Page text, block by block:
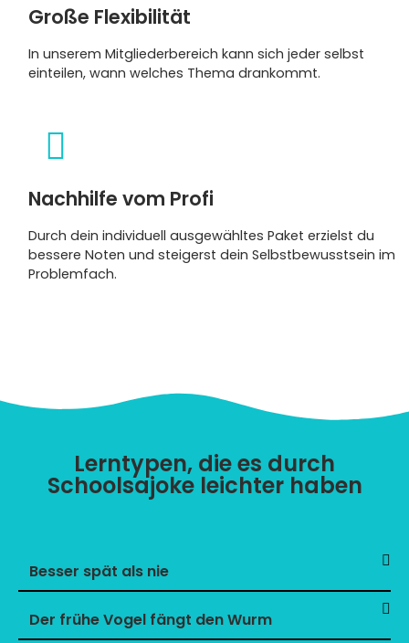
Große Flexibilität
In unserem Mitgliederbereich kann sich jeder selbst
einteilen, wann welches Thema drankommt.
Nachhilfe vom Profi
Durch dein individuell ausgewähltes Paket erzielst du
bessere Noten und steigerst dein Selbstbewusstsein im
Problemfach.
Lerntypen, die es durch
Schoolsajoke leichter haben
Besser spät als nie
Der frühe Vogel fängt den Wurm